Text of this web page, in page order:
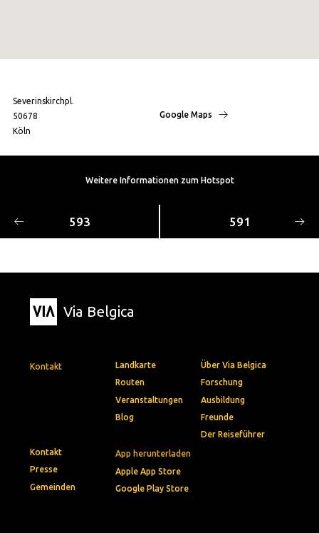
Severinskirchpl.
50678
Köln
Google Maps
Weitere Informationen zum Hotspot
593 591
Via Belgica
Kontakt
App herunterladen
Apple App Store
Google Play Store
Landkarte
Routen
Veranstaltungen
Blog
Über Via Belgica
Forschung
Ausbildung
Freunde
Der Reiseführer
Kontakt
Presse
Gemeinden